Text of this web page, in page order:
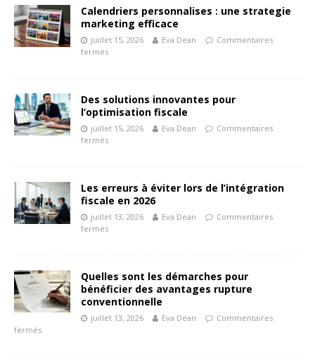
Calendriers personnalises : une strategie
marketing efficace
juillet 15, 2026 Eva Dean
Commentaires
fermés
Des solutions innovantes pour
l’optimisation fiscale
juillet 15, 2026 Eva Dean
Commentaires
fermés
Les erreurs à éviter lors de l’intégration
fiscale en 2026
juillet 13, 2026 Eva Dean
Commentaires
fermés
Quelles sont les démarches pour
bénéficier des avantages rupture
conventionnelle
juillet 13, 2026 Eva Dean
Commentaires
fermés